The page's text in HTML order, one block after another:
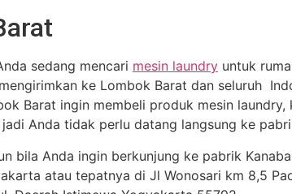
sedang mencari mesin laundry untuk
ke Lombok Barat dan seluruh
Barat ingin membeli produk mesin
Anda tidak perlu datang langsung ke
bila Anda ingin berkunjung ke pabrik
atau tepatnya di Jl Wonosari km 8,5